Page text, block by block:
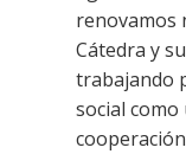
renovamos
Cátedra y
trabajando
social